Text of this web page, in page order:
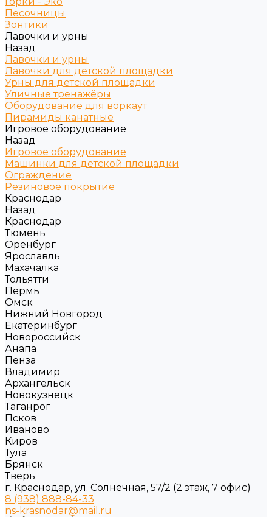
Песочницы
Зонтики
Лавочки и урны
Назад
Лавочки и урны
Лавочки для детской площадки
Урны для детской площадки
Уличные тренажёры
Оборудование для воркаут
Пирамиды канатные
Игровое оборудование
Назад
Игровое оборудование
Машинки для детской площадки
Ограждение
Резиновое покрытие
Краснодар
Назад
Краснодар
Тюмень
Оренбург
Ярославль
Махачалка
Тольятти
Пермь
Омск
Нижний Новгород
Екатеринбург
Новороссийск
Анапа
Пенза
Владимир
Архангельск
Новокузнецк
Таганрог
Псков
Иваново
Киров
Тула
Брянск
Тверь
г. Краснодар, ул. Солнечная, 57/2 (2 этаж, 7 офис)
8 (938) 888-84-33
ns-krasnodar@mail.ru